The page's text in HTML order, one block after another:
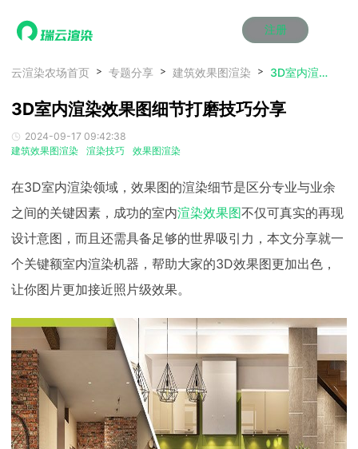
注册
首页
产品服务
云制作
云渲染管理系统
AI视频插帧
云制作
云渲染管理系统
AI视频插帧
云制作
云渲染管理系统
AI视频插帧
云制作
云渲染管理系统
AI视频插帧
云制作
云渲染管理系统
AI视频插帧
云制作
云渲染管理系统
AI视频插帧
解决方案
Maya云渲染方案
3ds Max云渲染方案
Blender 云渲染方案
Maya AI渲染方案
Maya云渲染方案
3ds Max云渲染方案
Blender 云渲染方案
Maya AI渲染方案
Maya云渲染方案
3ds Max云渲染方案
Blender 云渲染方案
Maya AI渲染方案
Maya云渲染方案
3ds Max云渲染方案
Blender 云渲染方案
Maya AI渲染方案
Maya云渲染方案
3ds Max云渲染方案
Blender 云渲染方案
Maya AI渲染方案
Maya云渲染方案
3ds Max云渲染方案
Blender 云渲染方案
Maya AI渲染方案
价格
效果图价格
云制作价格
效果图价格
云制作价格
效果图价格
云制作价格
效果图价格
云制作价格
效果图价格
云制作价格
效果图价格
云制作价格
资讯&赛事
新闻资讯
渲染百科
渲染大赛
泛CG交流会
新闻资讯
渲染百科
渲染大赛
泛CG交流会
新闻资讯
渲染百科
渲染大赛
泛CG交流会
新闻资讯
渲染百科
渲染大赛
泛CG交流会
新闻资讯
渲染百科
渲染大赛
泛CG交流会
新闻资讯
渲染百科
渲染大赛
泛CG交流会
云渲染优惠攻略
青云平台
教育优惠
云渲染优惠攻略
青云平台
教育优惠
云渲染优惠攻略
青云平台
教育优惠
云渲染优惠攻略
青云平台
教育优惠
云渲染优惠攻略
青云平台
教育优惠
云渲染优惠攻略
青云平台
教育优惠
关于我们
下载动画客户端
效果图客户端
动画客户端
效果图客户端
动画客户端
效果图客户端
动画客户端
效果图客户端
动画客户端
效果图客户端
动画客户端
效果图客户端
帮助/教程
云渲染农场首页 专题分享 建筑效果图渲染 3D室内渲染效果图细节打磨技巧分享
3D室内渲染效果图细节打磨技巧分享
2024-09-17 09:42:38
建筑效果图渲染
渲染技巧 效果图渲染
在3D室内渲染领域，效果图的渲染细节是区分专业与业余
之间的关键因素，成功的室内渲染效果图不仅可真实的再现
设计意图，而且还需具备足够的世界吸引力，本文分享就一
个关键额室内渲染机器，帮助大家的3D效果图更加出色，
让你图片更加接近照片级效果。